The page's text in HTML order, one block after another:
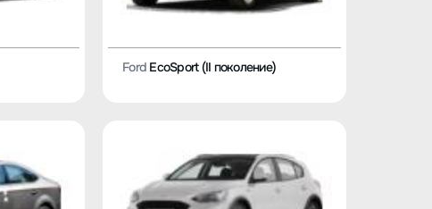
Ford EcoSport (II поколение)